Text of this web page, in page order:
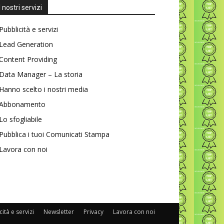
I nostri servizi
Pubblicità e servizi
Lead Generation
Providing
Data Manager – La storia
Hanno scelto i nostri media
Lo sfogliabile
Pubblica i tuoi Comunicati Stampa
Lavora con noi
e servizi Newsletter Privacy Lavora con noi